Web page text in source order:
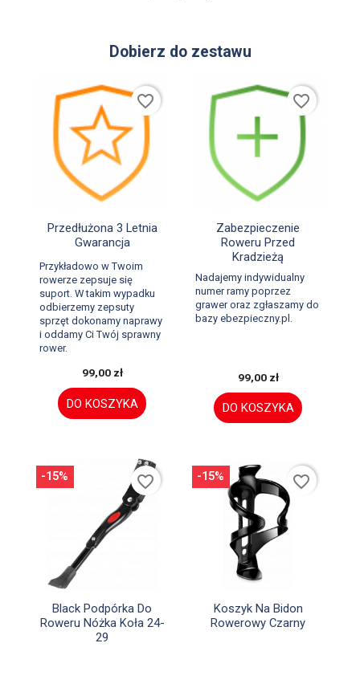
Dobierz do zestawu
Szybki podgląd
Przedłużona 3 Letnia
Gwarancja
Przykładowo w Twoim
rowerze zepsuje się
suport. W takim wypadku
odbierzemy zepsuty
sprzęt dokonamy naprawy
i oddamy Ci Twój sprawny
rower.
99,00 zł
DO KOSZYKA
favorite_border
Szybki podgląd
Zabezpieczenie
Roweru Przed
Kradzieżą
Nadajemy indywidualny
numer ramy poprzez
grawer oraz zgłaszamy do
bazy ebezpieczny.pl.
99,00 zł
DO KOSZYKA
favorite_border
Szybki podgląd
Black Podpórka Do
Roweru Nóżka Koła 24-
29
-15% favorite_border
Szybki podgląd
Koszyk Na Bidon
Rowerowy Czarny
-15% favorite_border